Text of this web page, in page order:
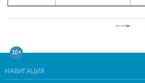
16+
НАВИГАЦИЯ